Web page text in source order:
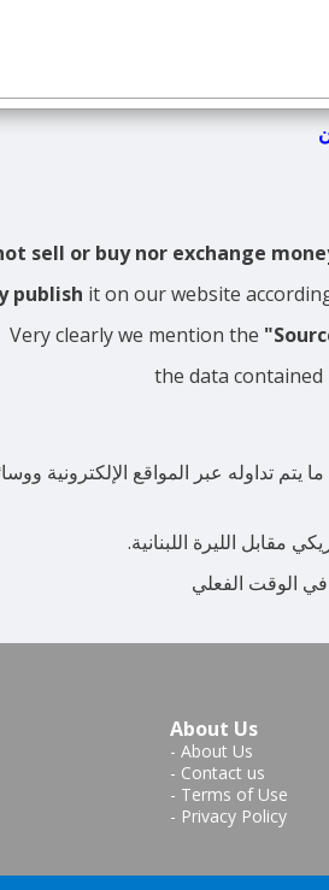
sell or buy nor exchange
publish it on our website
Very clearly we mention the
the data
عبر المواقع الإلكترونية
مقابل الليرة اللبنانية.
في الوقت الفعلي
About Us
-About Us
- Contact us
- Terms of Use
- Privacy Policy